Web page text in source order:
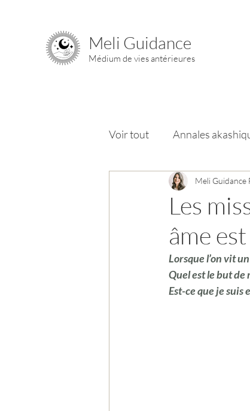
Meli Guidance
Médium de vies antérieures
Voir tout Annales
Chemin de l'âme
Les
âme
Meli Guidance
Lorsque l’on vit
Quel est le but de
Est-ce que je suis